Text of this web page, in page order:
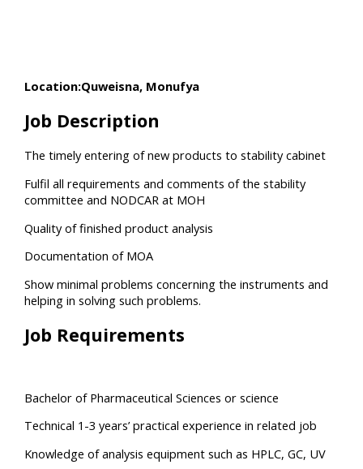
Location:Quweisna, Monufya
Job Description
The timely entering of new products to stability cabinet
Fulfil all requirements and comments of the stability
committee and NODCAR at MOH
Quality of finished product analysis
Documentation of MOA
Show minimal problems concerning the instruments and
helping in solving such problems.
Job Requirements
Bachelor of Pharmaceutical Sciences or science
Technical 1-3 years’ practical experience in related job
Knowledge of analysis equipment such as HPLC, GC, UV